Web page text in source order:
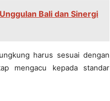
Bali dan Sinergi
harus sesuai dengan
mengacu kepada standar